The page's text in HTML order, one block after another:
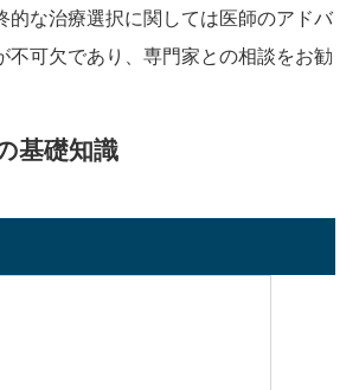
的な治療選択に関しては医師のアドバ
不可欠であり、専門家との相談をお勧
基礎知識